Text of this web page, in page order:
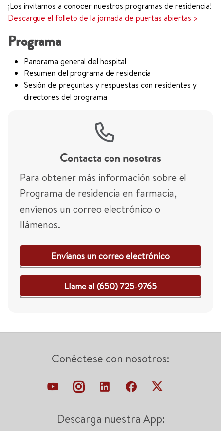
¡Los invitamos a conocer nuestros programas de residencia!
Descargue el folleto de la jornada de puertas abiertas >
Programa
Panorama general del hospital
Resumen del programa de residencia
Sesión de preguntas y respuestas con residentes y
directores del programa
Contacta con nosotras
Para obtener más información sobre el
Programa de residencia en farmacia,
envíenos un correo electrónico o
llámenos.
Envíanos un correo electrónico
Llame al (650) 725-9765
Conéctese con nosotros:
Descarga nuestra App: